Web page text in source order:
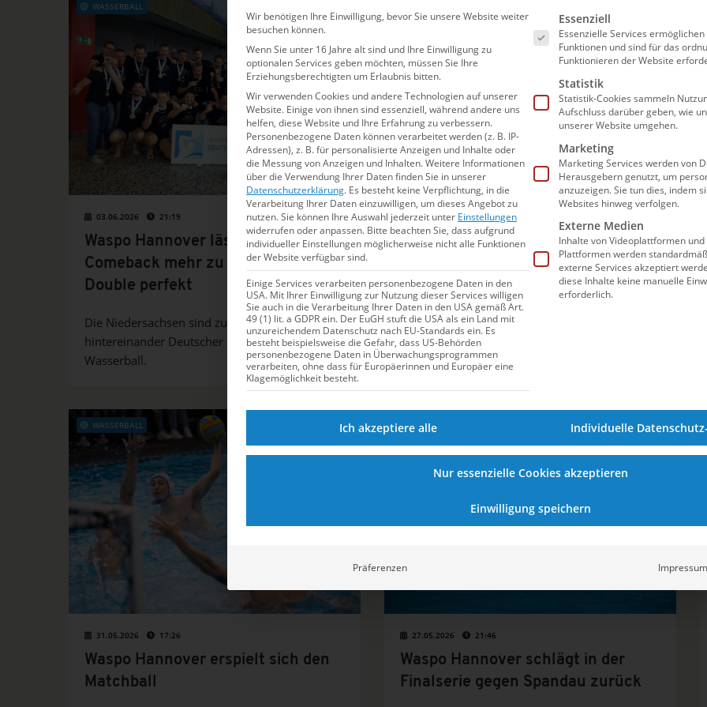
WASSERBALL
03.06.2026 21:19
Waspo Hannover lässt kein
Comeback mehr zu und macht das
Double perfekt
Die Niedersachsen sind zum dritten Mal
hintereinander Deutscher Meister im
Wasserball.
02.06.2026 15:02
Diese Stadt richtet die Wasserball-
EM 2028 der Frauen aus
Warum Eindhoven mit der Austragung der
Titelkämpfe Geschichte schreibt.
WASSERBALL
31.05.2026 17:26
Waspo Hannover erspielt sich den
Matchball
WASSERBALL
27.05.2026 21:46
Waspo Hannover schlägt in der
Finalserie gegen Spandau zurück
Wir benötigen Ihre Einwilligung, bevor Sie unsere Website weiter
besuchen können.
Wenn Sie unter 16 Jahre alt sind und Ihre Einwilligung zu
optionalen Services geben möchten, müssen Sie Ihre
Erziehungsberechtigten um Erlaubnis bitten.
Wir verwenden Cookies und andere Technologien auf unserer
Website. Einige von ihnen sind essenziell, während andere uns
helfen, diese Website und Ihre Erfahrung zu verbessern.
Personenbezogene Daten können verarbeitet werden (z. B. IP-
Adressen), z. B. für personalisierte Anzeigen und Inhalte oder
die Messung von Anzeigen und Inhalten.Weitere Informationen
über die Verwendung Ihrer Daten finden Sie in unserer
Datenschutzerklärung. Es besteht keine Verpflichtung, in die
Verarbeitung Ihrer Daten einzuwilligen, um dieses Angebot zu
nutzen.Sie können Ihre Auswahl jederzeit unter Einstellungen
widerrufen oder anpassen. Bitte beachten Sie, dass aufgrund
individueller Einstellungen möglicherweise nicht alle Funktionen
der Website verfügbar sind.
Einige Services verarbeiten personenbezogene Daten in den
USA. Mit Ihrer Einwilligung zur Nutzung dieser Services willigen
Sie auch in die Verarbeitung Ihrer Daten in den USA gemäß Art.
49 (1) lit. a GDPR ein. Der EuGH stuft die USA als ein Land mit
unzureichendem Datenschutz nach EU-Standards ein. Es
besteht beispielsweise die Gefahr, dass US-Behörden
personenbezogene Daten in Überwachungsprogrammen
verarbeiten, ohne dass für Europäerinnen und Europäer eine
Klagemöglichkeit besteht.
Es folgt eine Liste der
Essenziell
Essenzielle Services
Funktionen und sind für das
Funktionieren der Website
Statistik
Statistik-Cookies sammeln
Aufschluss darüber geben, wie
unserer Website umgehen.
Marketing
Marketing Services werden von
Herausgebern genutzt, um
anzuzeigen. Sie tun dies, indem
Websites hinweg verfolgen.
Externe Medien
Inhalte von Videoplattformen
Plattformen werden
externe Services akzeptiert
diese Inhalte keine manuelle
erforderlich.
Ich akzeptiere alle Individuelle
Nur essenzielle Cookies akzeptieren
Einwilligung speichern
Präferenzen Impressum